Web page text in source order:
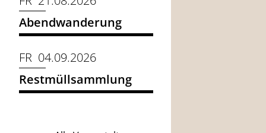
Abendwanderung
FR 04.09.2026
Restmüllsammlung